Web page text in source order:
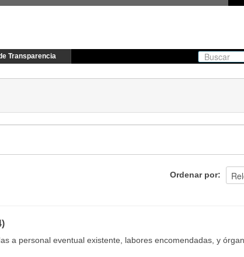
Transparencia
Ordenar por
a personal eventual existente, labores encomendadas, y